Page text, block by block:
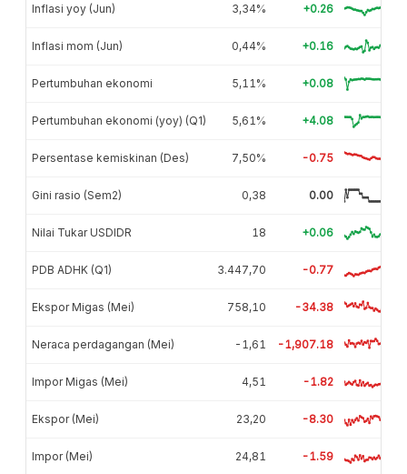
Inflasi yoy (Jun) 3,34% +0.26
Inflasi mom (Jun) 0,44% +0.16
Pertumbuhan ekonomi 5,11% +0.08
Pertumbuhan ekonomi (yoy) (Q1) 5,61% +4.08
Persentase kemiskinan (Des) 7,50% -0.75
Gini rasio (Sem2) 0,38 0.00
Nilai Tukar USDIDR 18 +0.06
PDB ADHK (Q1) 3.447,70 -0.77
Ekspor Migas (Mei) 758,10 -34.38
Neraca perdagangan (Mei) -1,61 -1,907.18
Impor Migas (Mei) 4,51 -1.82
Ekspor (Mei) 23,20 -8.30
Impor (Mei) 24,81 -1.59